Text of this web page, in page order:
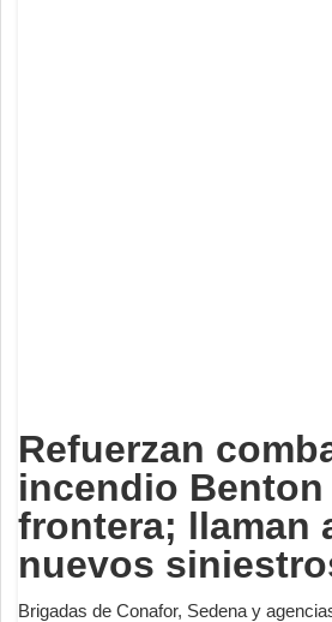
Refuerzan
incendio Benton
frontera; llaman
nuevos
Brigadas de Conafor, Sedena y